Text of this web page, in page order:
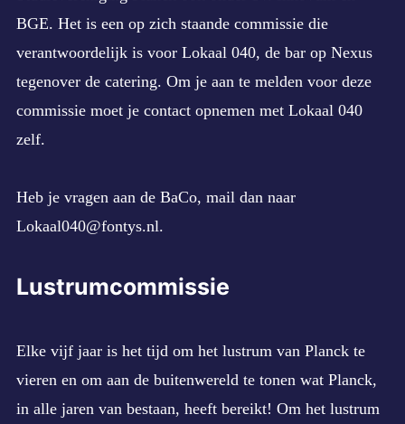
BGE. Het is een op zich staande commissie die
verantwoordelijk is voor Lokaal 040, de bar op Nexus
tegenover de catering. Om je aan te melden voor deze
commissie moet je contact opnemen met Lokaal 040
zelf.
Heb je vragen aan de BaCo, mail dan naar
Lokaal040@fontys.nl.
Lustrumcommissie
Elke vijf jaar is het tijd om het lustrum van Planck te
vieren en om aan de buitenwereld te tonen wat Planck,
in alle jaren van bestaan, heeft bereikt! Om het lustrum